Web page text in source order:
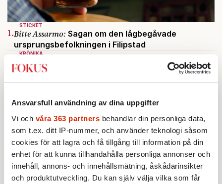
Ansvarsfull användning av dina uppgifter
Vi och våra 363 partners behandlar din personliga data,
som t.ex. ditt IP-nummer, och använder teknologi såsom
cookies för att lagra och få tillgång till information på din
enhet för att kunna tillhandahålla personliga annonser och
innehåll, annons- och innehållsmätning, åskådarinsikter
och produktutveckling. Du kan själv välja vilka som får
STICKET
1.Bitte Assarmo: Sagan om den lågbegåvade
ursprungsbefolkningen i Filipstad
KRÖNIKA
2.Sakine Madon:
Efter islamistdådet oroar sig
vänstern för Agnes Wold
KRÖNIKA
franska civilisationen
4.Dan Korn: Quisling, quislingar och sten i glashus
UTRIKES
5.Därför liknar Putin både tsaren och Stalin
Av: Bengt Jangfeldt
STICKET
6.Christoffer Jonsson:Inte nu igen, Vänsterpartiet!